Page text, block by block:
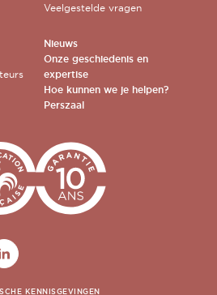
Veelgestelde vragen
Nieuws
Onze geschiedenis en
expertise
Hoe kunnen we je helpen?
Perszaal
LINKEDIN
KENNISGEVINGEN